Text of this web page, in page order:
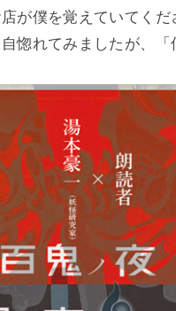
が僕を覚えていてく
惚れてみましたが、